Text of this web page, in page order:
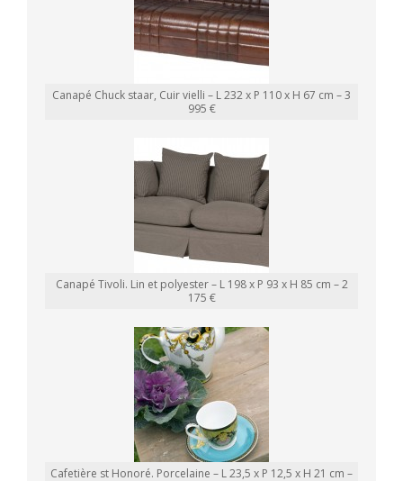
Canapé Chuck staar, Cuir vielli – L 232 x P 110 x H 67 cm – 3
995 €
Canapé Tivoli. Lin et polyester – L 198 x P 93 x H 85 cm – 2
175 €
Cafetière st Honoré. Porcelaine – L 23,5 x P 12,5 x H 21 cm –